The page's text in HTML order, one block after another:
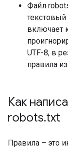
Файл
включает
UTF-8, в
правила
Как
robots.txt
Правила – это